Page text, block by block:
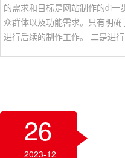
的需求和目标是网站制作的di一
众群体以及功能需求。只有明
进行后续的制作工作。 二是进
26
2023-12